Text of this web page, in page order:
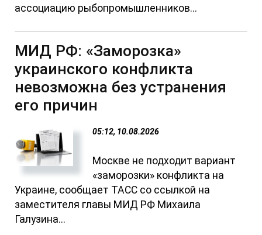
ассоциацию рыбопромышленников...
МИД РФ: «Заморозка»
украинского конфликта
невозможна без устранения
его причин
05:12, 10.08.2026
Москве не подходит вариант
«заморозки» конфликта на
Украине, сообщает ТАСС со ссылкой на
заместителя главы МИД РФ Михаила
Галузина...